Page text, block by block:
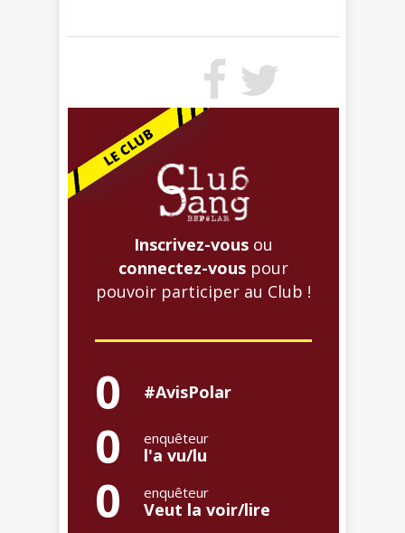
Inscrivez-vous ou
connectez-vous pour
pouvoir participer au Club !
0 #AvisPolar
0 enquêteur
l'a vu/lu
0 enquêteur
Veut la voir/lire